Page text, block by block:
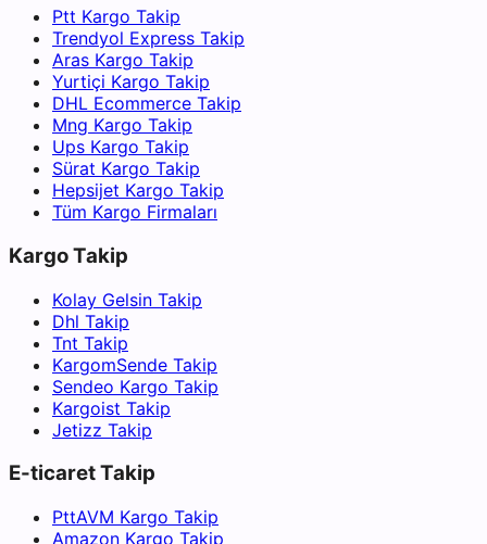
Ptt Kargo Takip
Trendyol Express Takip
Aras Kargo Takip
Yurtiçi Kargo Takip
DHL Ecommerce Takip
Mng Kargo Takip
Ups Kargo Takip
Sürat Kargo Takip
Hepsijet Kargo Takip
Tüm Kargo Firmaları
Kargo Takip
Kolay Gelsin Takip
Dhl Takip
Tnt Takip
KargomSende Takip
Sendeo Kargo Takip
Kargoist Takip
Jetizz Takip
E-ticaret Takip
PttAVM Kargo Takip
Amazon Kargo Takip